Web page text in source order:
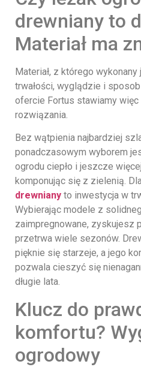
drewniany to
Materiał ma
Materiał, z którego
trwałości, wyglądzie i
ofercie Fortus stawiamy więc
rozwiązania.
Bez wątpienia najbardziej
ponadczasowym wyborem
ogrodu ciepło i jeszcze
komponując się z zielenią.
drewniany to inwestycja w
Wybierając modele z
zaimpregnowane, zyskujesz
przetrwa wiele sezonów.
pięknie się starzeje, a jego
pozwala cieszyć się
długie lata.
Klucz do
komfortu?
ogrodowy